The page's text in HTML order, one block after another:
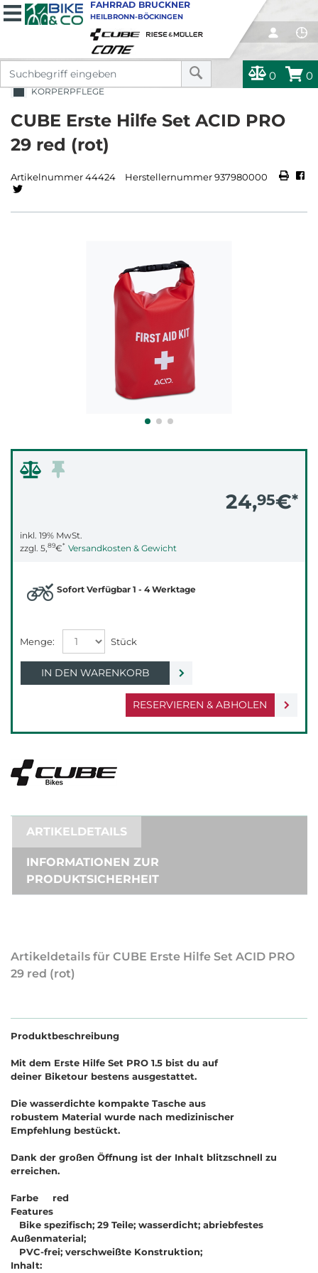
0 0
FAHRRAD BRUCKNER
HEILBRONN-BÖCKINGEN
KÖRPERPFLEGE
CUBE Erste Hilfe Set ACID PRO
29 red (rot)
Artikelnummer 44424 Herstellernummer 937980000
24,95€*
inkl. 19% MwSt.
zzgl. 5,89€* Versandkosten & Gewicht
RESERVIEREN & ABHOLEN
Sofort Verfügbar 1 - 4 Werktage
IN DEN WARENKORB
ARTIKELDETAILS
INFORMATIONEN ZUR
PRODUKTSICHERHEIT
Artikeldetails für CUBE Erste Hilfe Set ACID PRO
29 red (rot)
Produktbeschreibung
Mit dem Erste Hilfe Set PRO 1.5 bist du auf
deiner Biketour bestens ausgestattet.
Die wasserdichte kompakte Tasche aus
robustem Material wurde nach medizinischer
Empfehlung bestückt.
Dank der großen Öffnung ist der Inhalt blitzschnell zu
erreichen.
Farbe red
Features
Bike spezifisch; 29 Teile; wasserdicht; abriebfestes
Außenmaterial;
PVC-frei; verschweißte Konstruktion;
Inhalt: